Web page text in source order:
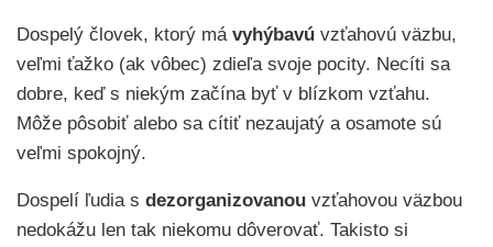
Dospelý človek, ktorý má vyhýbavú vzťahovú väzbu,
veľmi ťažko (ak vôbec) zdieľa svoje pocity. Necíti sa
dobre, keď s niekým začína byť v blízkom vzťahu.
Môže pôsobiť alebo sa cítiť nezaujatý a osamote sú
veľmi spokojný.
Dospelí ľudia s dezorganizovanou vzťahovou väzbou
nedokážu len tak niekomu dôverovať. Takisto si